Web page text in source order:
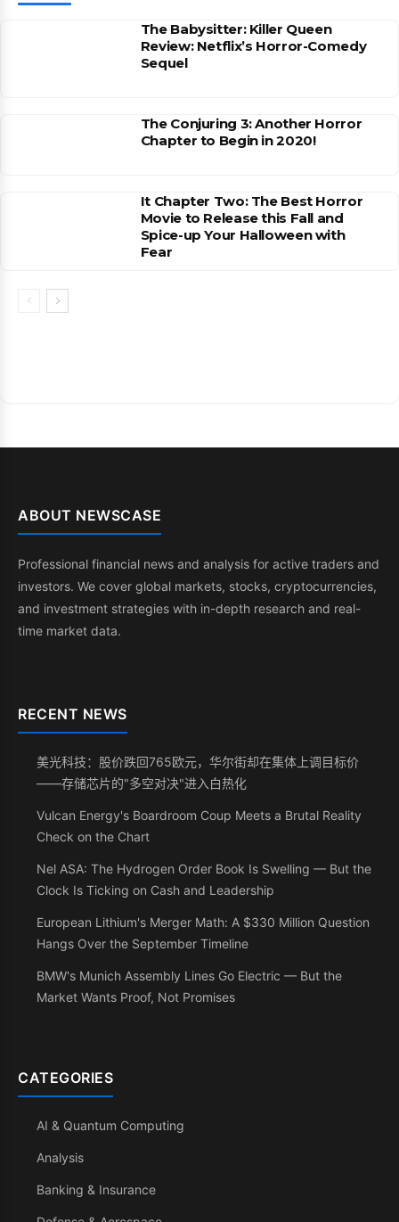
The Babysitter: Killer Queen
Review: Netflix’s Horror-Comedy
Sequel
The Conjuring 3: Another Horror
Chapter to Begin in 2020!
It Chapter Two: The Best Horror
Movie to Release this Fall and
Spice-up Your Halloween with
Fear
ABOUT NEWSCASE
Professional financial news and analysis for active traders and
investors. We cover global markets, stocks, cryptocurrencies,
and investment strategies with in-depth research and real-
time market data.
RECENT NEWS
美光科技：股价跌回765欧元，华尔街却在集体上调目标价
——存储芯片的"多空对决"进入白热化
Vulcan Energy's Boardroom Coup Meets a Brutal Reality
Check on the Chart
Nel ASA: The Hydrogen Order Book Is Swelling — But the
Clock Is Ticking on Cash and Leadership
European Lithium's Merger Math: A $330 Million Question
Hangs Over the September Timeline
BMW's Munich Assembly Lines Go Electric — But the
Market Wants Proof, Not Promises
CATEGORIES
AI & Quantum Computing
Analysis
Banking & Insurance